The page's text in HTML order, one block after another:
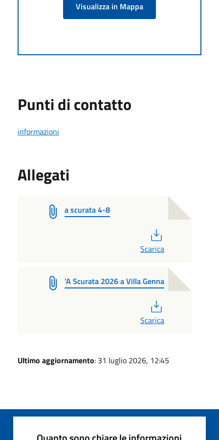
Visualizza in Mappa
Punti di contatto
informazioni
Allegati
a scurata 4-8
Scarica
'A Scurata 2026 a Villa Genna
Scarica
Ultimo aggiornamento: 31 luglio 2026, 12:45